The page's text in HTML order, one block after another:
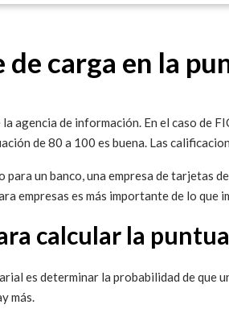
carga en la
agencia de información. En el caso de
de 80 a 100 es buena. Las
un banco, una empresa de tarjetas
empresas es más importante de lo que
calcular la
es determinar la probabilidad de que
más.